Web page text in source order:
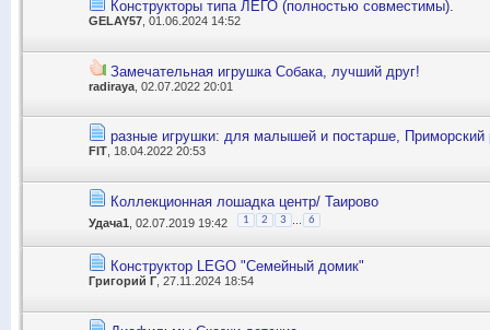
Конструкторы типа ЛЕГО (полностью совместимы).
GELAY57, 01.06.2024 14:52
Замечательная игрушка Собака, лучший друг!
radiraya , 02.07.2022 20:01
разные игрушки: для малышей и постарше, Приморский
FIT, 18.04.2022 20:53
Коллекционная лошадка центр/ Таирово
Удача1 , 02.07.2019 19:42 1 2 3 6
Конструктор LEGO "Семейный домик"
Григорий Г , 27.11.2024 18:54